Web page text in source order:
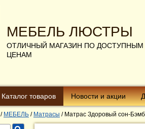
МЕБЕЛЬ ЛЮСТРЫ
ОТЛИЧНЫЙ МАГАЗИН ПО ДОСТУПНЫМ
ЦЕНАМ
Каталог товаров Новости и акции
/ МЕБЕЛЬ / Матрасы / Матрас Здоровый сон-